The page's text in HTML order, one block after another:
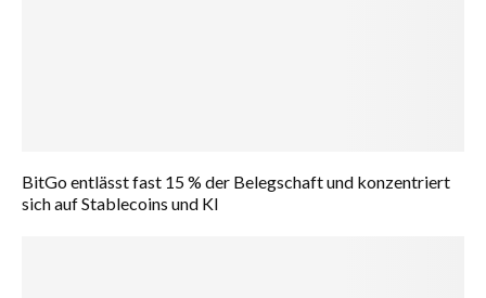
BitGo entlässt fast 15 % der Belegschaft und konzentriert
sich auf Stablecoins und KI